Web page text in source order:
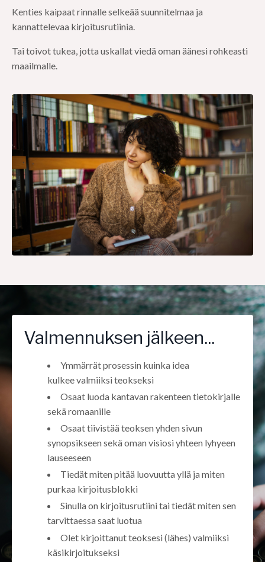
Kenties kaipaat rinnalle selkeää suunnitelmaa ja
kannattelevaa kirjoitusrutiinia.
Tai toivot tukea, jotta uskallat viedä oman äänesi rohkeasti
maailmalle.
Valmennuksen jälkeen...
Ymmärrät prosessin kuinka idea
kulkee valmiiksi teokseksi
Osaat luoda kantavan rakenteen tietokirjalle
sekä romaanille
Osaat tiivistää teoksen yhden sivun
synopsikseen sekä oman visiosi yhteen lyhyeen
lauseeseen
Tiedät miten pitää luovuutta yllä ja miten
purkaa kirjoitusblokki
Sinulla on kirjoitusrutiini tai tiedät miten sen
tarvittaessa saat luotua
Olet kirjoittanut teoksesi (lähes) valmiiksi
käsikirjoitukseksi